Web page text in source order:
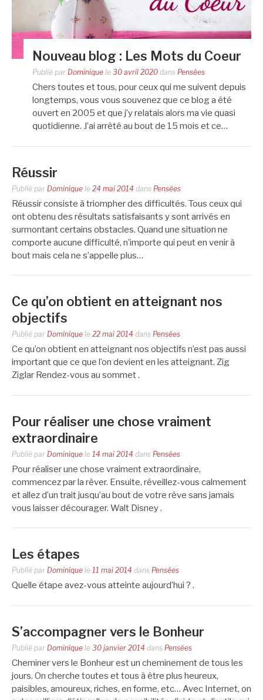
Nouveau blog : Les Mots du Coeur
Publié par Dominique le 30 avril 2020 dans Pensées
Chers toutes et tous, pour ceux qui me suivent depuis
longtemps, vous vous souvenez que ce blog a été
ouvert en 2005 et que j’y relatais alors ma vie quasi
quotidienne. J’ai arrêté au bout de 15 mois et ce…
Réussir
Publié par Dominique le 24 mai 2014 dans Pensées
Réussir consiste à triompher des difficultés. Tous ceux qui
ont obtenu des résultats satisfaisants y sont arrivés en
surmontant certains obstacles. Quand une situation ne
comporte aucune difficulté, n’importe qui peut en venir à
bout mais cela ne s’appelle plus…
Ce qu’on obtient en atteignant nos
objectifs
Publié par Dominique le 22 mai 2014 dans Pensées
Ce qu’on obtient en atteignant nos objectifs n’est pas aussi
important que ce que l’on devient en les atteignant. Zig
Ziglar Rendez-vous au sommet .
Pour réaliser une chose vraiment
extraordinaire
Publié par Dominique le 14 mai 2014 dans Pensées
Pour réaliser une chose vraiment extraordinaire,
commencez par la rêver. Ensuite, réveillez-vous calmement
et allez d’un trait jusqu’au bout de votre rêve sans jamais
vous laisser décourager. Walt Disney .
Les étapes
Publié par Dominique le 11 mai 2014 dans Pensées
Quelle étape avez-vous atteinte aujourd’hui ? .
S’accompagner vers le Bonheur
Publié par Dominique le 30 janvier 2014 dans Pensées
Cheminer vers le Bonheur est un cheminement de tous les
jours. On cherche toutes et tous à être plus heureux,
paisibles, amoureux, riches, en forme, etc… Avec Internet, on